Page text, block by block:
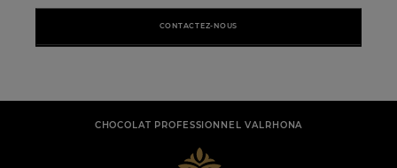
CONTACTEZ-NOUS
CHOCOLAT PROFESSIONNEL VALRHONA